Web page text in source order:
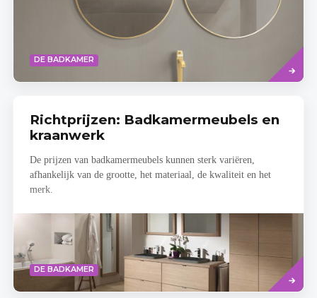
DE BADKAMER
more
Richtprijzen: Badkamermeubels en
kraanwerk
De prijzen van badkamermeubels kunnen sterk variëren,
afhankelijk van de grootte, het materiaal, de kwaliteit en het
merk.
DE BADKAMER
more